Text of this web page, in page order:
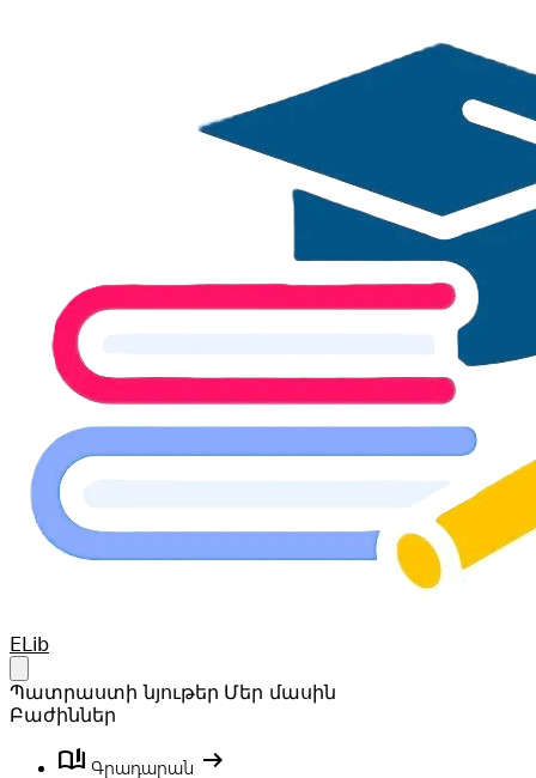
Your Company
ELib
Պատրաստի նյութեր Մեր մասին
Բաժիններ
book_ribbon Գրադարան arrow_right_alt